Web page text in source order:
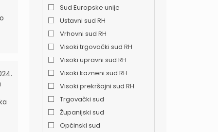
Sud Europske unije
Ustavni sud RH
Vrhovni sud RH
Visoki trgovački sud RH
Visoki upravni sud RH
Visoki kazneni sud RH
Visoki prekršajni sud RH
Trgovački sud
Županijski sud
Općinski sud